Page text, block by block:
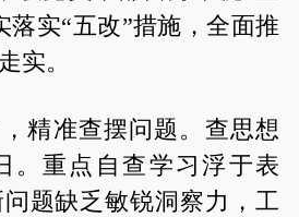
落实“五改”措施，全面推
实。
精准查摆问题。查思想
。重点自查学习浮于表
题缺乏敏锐洞察力，工